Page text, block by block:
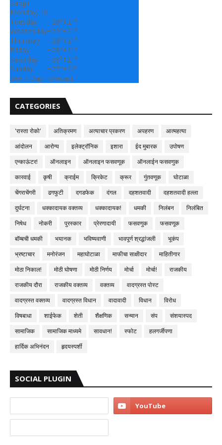
Sangli
Monday, 10
Tuesday
+28°+21°
Wednesday+29°+21°
Thursday
+28°+21°
Friday
+28°+21°
Saturday
+28°+21°
Sunday
+27°+22°
See 7-Day Forecast
CATEGORIES
'रास्ता रोको' अतिक्रमण अत्याचार प्रकरण अपहरण
आत्महत्या
आंदोलन
आरोग्य इलेक्ट्रॉनिक इशारा ईद मुबारक
उपोषण
एन्काऊंटर!
ऑनलाइन ऑनलाइन फसवणूक
ऑनलाईन फसवणुक
कारवाई
कृषी क्राईम क्रिकेट क्रूर गुंतवणूक
घोटाळा
चेंगराचेंगरी
ढगफुटी दगडफेक दंगल दहशतवादी
दहशतवादी हल्ला
दुर्घटना
धक्कादायक वक्तव्य धक्कादायक! धमकी निलंबन
निलंबित
निषेध
नोकरी पुरस्कार प्रेरणादायी फसवणुक
फसवणूक
बॉम्बची धमकी
भयानक भविष्यवाणी भावपूर्ण श्रद्धांजली
भूकंप
भ्रष्टाचार
मनोरंजन महाघोटाळा माफीचा साक्षीदार
माहितीगार
मोठा निकाल!
मोठी घोषणा मोठी निर्णय मोर्चा मोर्चा!
राजकीय
राजकीय दौरा
राजकीय वक्तव्य वक्तव्य
वादग्रस्त पोस्ट
वादग्रस्त वक्तव्य
वादग्रस्त विधान वादावादी विधान
विरोध
विषबाधा
शाईफेक शेती शैक्षणिक सन्मान संप
संशयास्पद
सामाजिक
सामाजिक माध्यमे सावधान! स्फोट
हलगर्जीपणा
हार्दिक अभिनंदन
हृदयस्पर्शी
SOCIAL PLUGIN